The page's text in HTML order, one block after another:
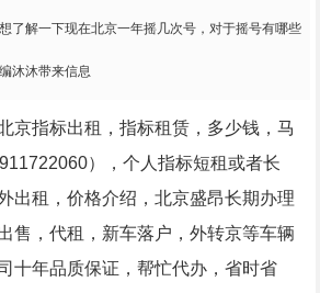
了解一下现在北京一年摇几次号，对于摇号有哪些
沐沐带来信息
京指标出租，指标租赁，多少钱，马
），个人指标短租或者长
出租，价格介绍，北京盛昂长期办理
售，代租，新车落户，外转京等车辆
十年品质保证，帮忙代办，省时省